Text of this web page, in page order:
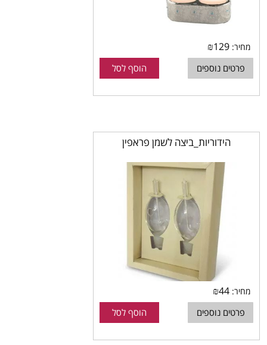
מחיר: ₪129
פרטים נוספים הוסף לסל
הידוריות_ביצה לשמן פראפין
מחיר: ₪44
פרטים נוספים הוסף לסל